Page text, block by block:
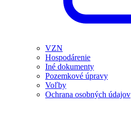
VZN
Hospodárenie
Iné dokumenty
Pozemkové úpravy
Voľby
Ochrana osobných údajov